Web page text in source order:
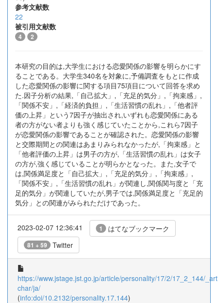
参考文献数
22
被引用文献数
4 2
本研究の目的は,大学生における恋愛関係の影響を明らかにす
ることである。大学生340名を対象に,予備調査をもとに作成
した恋愛関係の影響に関する項目75項目について回答を求め
た.因子分析の結果,「自己拡大」,「充足的気分」,「拘束感」,
「関係不安」,「経済的負担」,「生活習慣の乱れ」,「他者評
価の上昇」という7因子が抽出され,いずれも恋愛関係にある
者の方がない者よりも強く感じていたことから,これら7因子
が恋愛関係の影響であることが確認された。恋愛関係の影響
と交際期間との関連はあまりみられなかったが,「拘束感」と
「他者評価の上昇」は男子の方が,「生活習慣の乱れ」は女子
の方が,強く感じていることが明らかとなった。また,女子で
は,関係満足度と「自己拡大」,「充足的気分」,「拘束感」,
「関係不安」,「生活習慣の乱れ」が関連し,関係関与度と「充
足的気分」が関連していたが,男子では,関係満足度と「充足的
気分」との関連がみられただけであった。
2023-02-07 12:36:41 1 はてなブックマーク
81 + 59 Twitter
https://www.jstage.jst.go.jp/article/personality/17/2/17_2_144/
char/ja/
(info:doi/10.2132/personality.17.144)